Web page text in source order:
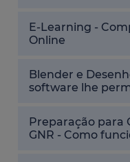
E-Learning -
Online
Blender e
software lhe
Preparação para
GNR - Como